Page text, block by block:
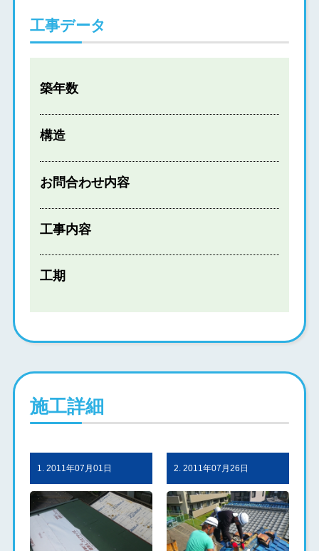
工事データ
築年数
構造
お問合わせ内容
工事内容
工期
施工詳細
1. 2011年07月01日 2. 2011年07月26日